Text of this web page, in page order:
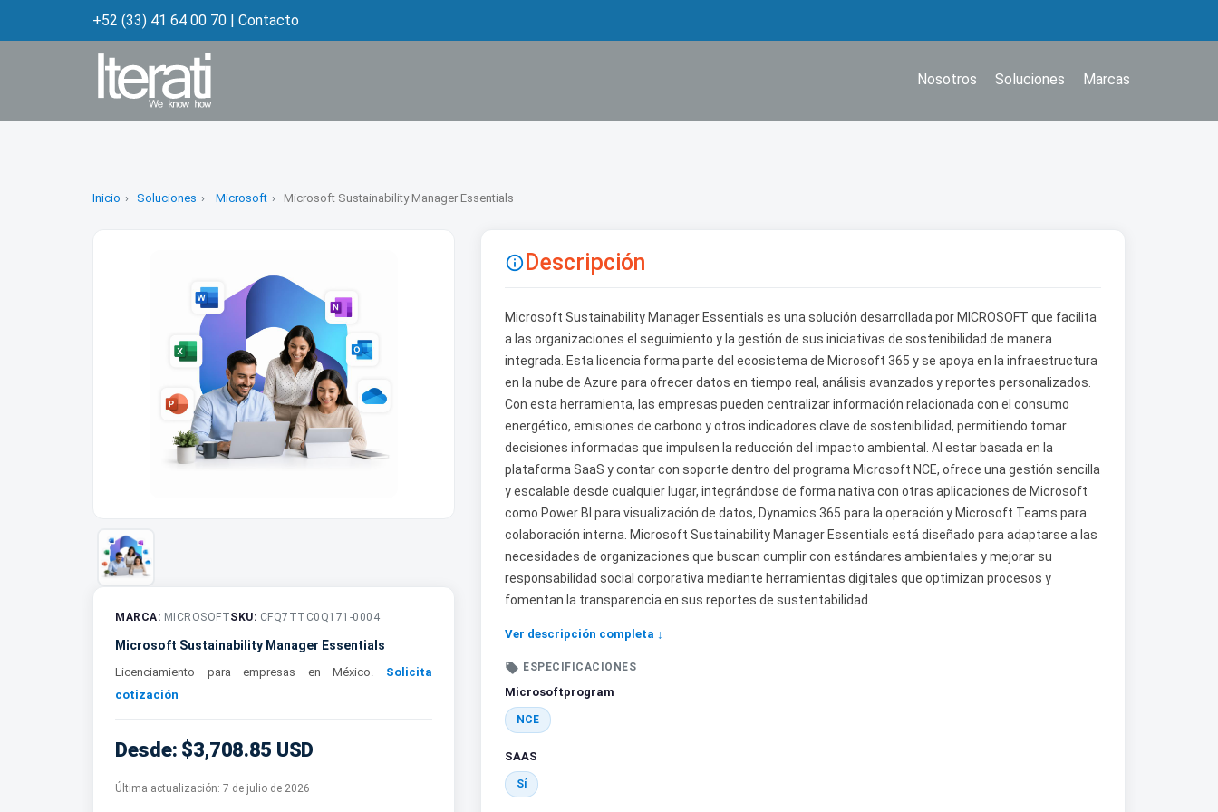
+52 (33) 41 64 00 70 | Contacto
Marcas
Soluciones
Nosotros
Inicio Soluciones Microsoft Microsoft Sustainability Manager Essentials
MARCA: MICROSOFTSKU: CFQ7TTC0Q171-0004
Microsoft Sustainability Manager Essentials
Licenciamiento para empresas en México. Solicita
cotización
Desde: $3,708.85 USD
Última actualización: 7 de julio de 2026
 Descripción
Microsoft Sustainability Manager Essentials es una solución desarrollada por MICROSOFT que facilita
a las organizaciones el seguimiento y la gestión de sus iniciativas de sostenibilidad de manera
integrada. Esta licencia forma parte del ecosistema de Microsoft 365 y se apoya en la infraestructura
en la nube de Azure para ofrecer datos en tiempo real, análisis avanzados y reportes personalizados.
Con esta herramienta, las empresas pueden centralizar información relacionada con el consumo
energético, emisiones de carbono y otros indicadores clave de sostenibilidad, permitiendo tomar
decisiones informadas que impulsen la reducción del impacto ambiental. Al estar basada en la
plataforma SaaS y contar con soporte dentro del programa Microsoft NCE, ofrece una gestión sencilla
y escalable desde cualquier lugar, integrándose de forma nativa con otras aplicaciones de Microsoft
como Power BI para visualización de datos, Dynamics 365 para la operación y Microsoft Teams para
colaboración interna. Microsoft Sustainability Manager Essentials está diseñado para adaptarse a las
necesidades de organizaciones que buscan cumplir con estándares ambientales y mejorar su
responsabilidad social corporativa mediante herramientas digitales que optimizan procesos y
fomentan la transparencia en sus reportes de sustentabilidad.
Ver descripción completa ↓
 ESPECIFICACIONES
Microsoftprogram
NCE
SAAS
Sí